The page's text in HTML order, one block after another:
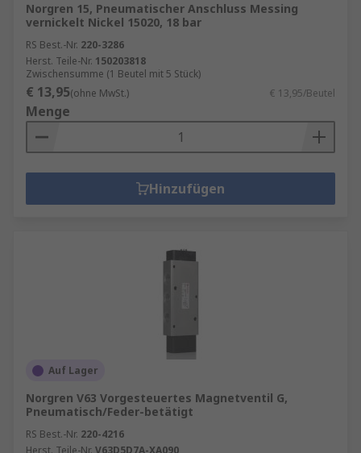
Norgren 15, Pneumatischer Anschluss Messing
vernickelt Nickel 15020, 18 bar
RS Best.-Nr. 220-3286
Herst. Teile-Nr. 150203818
Zwischensumme (1 Beutel mit 5 Stück)
€ 13,95(ohne MwSt.) € 13,95/Beutel
Menge
Hinzufügen
Auf Lager
Norgren V63 Vorgesteuertes Magnetventil G,
Pneumatisch/Feder-betätigt
RS Best.-Nr. 220-4216
Herst. Teile-Nr. V63D5D7A-XA090